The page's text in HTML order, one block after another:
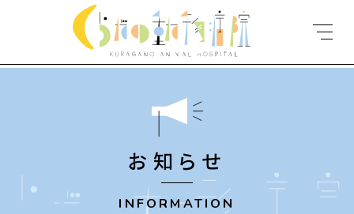
お知らせ
INFORMATION